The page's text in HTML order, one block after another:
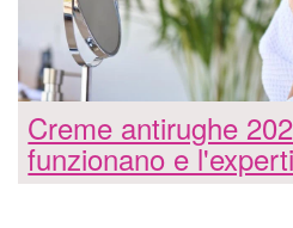
Creme antirughe
funzionano e